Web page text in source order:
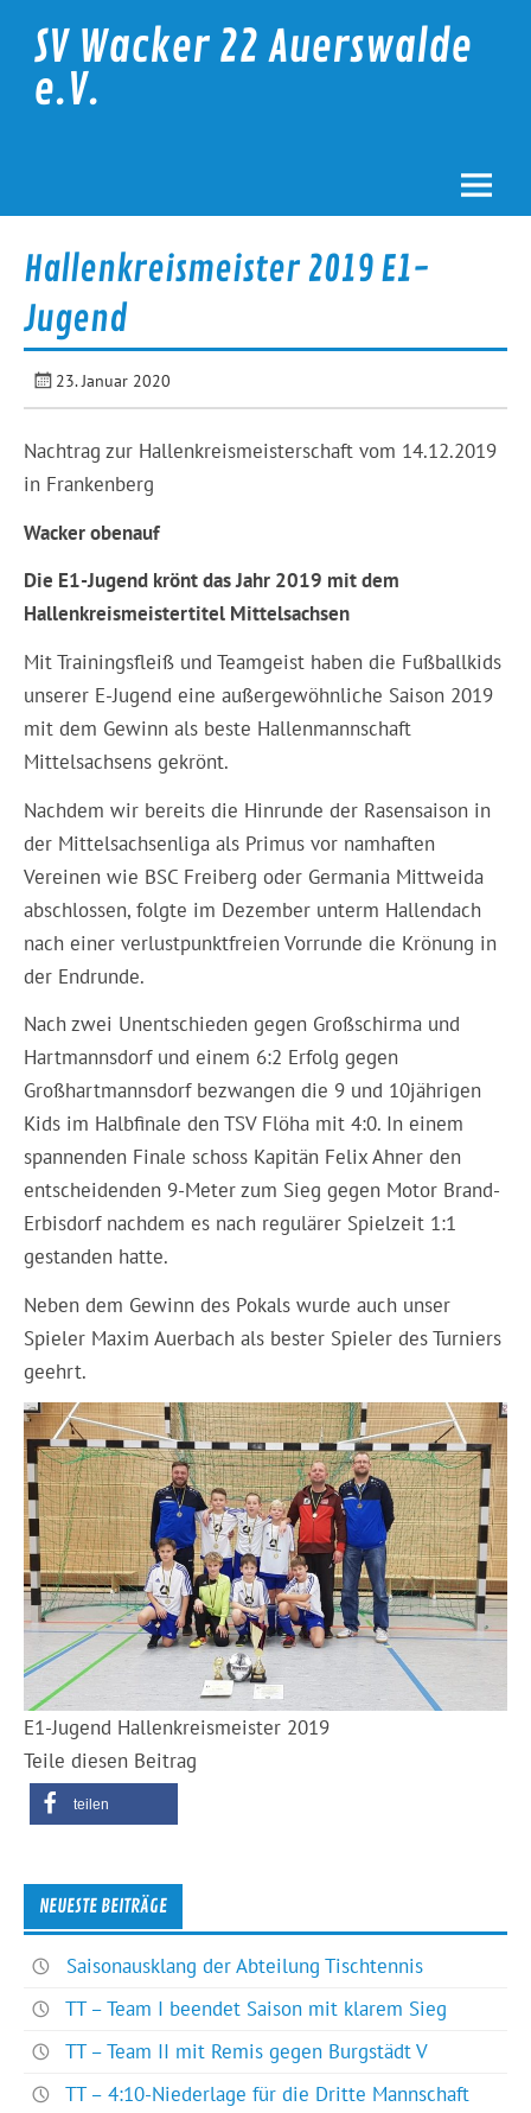
contentSV Wacker 22 Auerswalde
e.V.
Hallenkreismeister 2019 E1-
Jugend
23. Januar 2020
Nachtrag zur Hallenkreismeisterschaft vom 14.12.2019
in Frankenberg
Wacker obenauf
Die E1-Jugend krönt das Jahr 2019 mit dem
Hallenkreismeistertitel Mittelsachsen
Mit Trainingsfleiß und Teamgeist haben die Fußballkids
unserer E-Jugend eine außergewöhnliche Saison 2019
mit dem Gewinn als beste Hallenmannschaft
Mittelsachsens gekrönt.
Nachdem wir bereits die Hinrunde der Rasensaison in
der Mittelsachsenliga als Primus vor namhaften
Vereinen wie BSC Freiberg oder Germania Mittweida
abschlossen, folgte im Dezember unterm Hallendach
nach einer verlustpunktfreien Vorrunde die Krönung in
der Endrunde.
Nach zwei Unentschieden gegen Großschirma und
Hartmannsdorf und einem 6:2 Erfolg gegen
Großhartmannsdorf bezwangen die 9 und 10jährigen
Kids im Halbfinale den TSV Flöha mit 4:0. In einem
spannenden Finale schoss Kapitän Felix Ahner den
entscheidenden 9-Meter zum Sieg gegen Motor Brand-
Erbisdorf nachdem es nach regulärer Spielzeit 1:1
gestanden hatte.
Neben dem Gewinn des Pokals wurde auch unser
Spieler Maxim Auerbach als bester Spieler des Turniers
geehrt.
E1-Jugend Hallenkreismeister 2019
Teile diesen Beitrag
teilen
NEUESTE BEITRÄGE
Saisonausklang der Abteilung Tischtennis
TT – Team I beendet Saison mit klarem Sieg
TT – Team II mit Remis gegen Burgstädt V
TT – 4:10-Niederlage für die Dritte Mannschaft